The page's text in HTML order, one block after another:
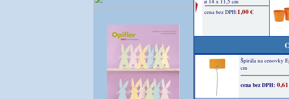
Špirála na cenovky
cm
cena bez DPH: